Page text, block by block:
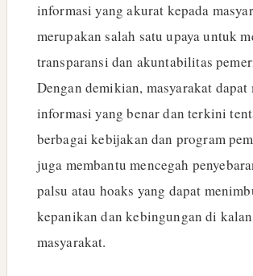
informasi yang akurat kepada
merupakan salah satu upaya untuk
transparansi dan akuntabilitas
Dengan demikian, masyarakat dapat
informasi yang benar dan terkini
berbagai kebijakan dan program
juga membantu mencegah
palsu atau hoaks yang dapat
kepanikan dan kebingungan di
masyarakat.